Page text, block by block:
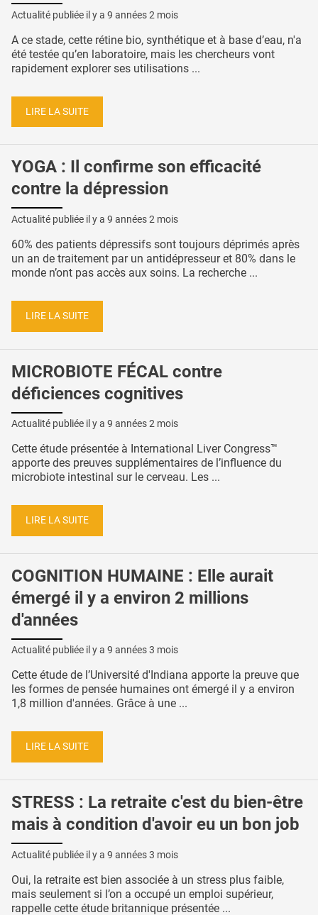
Actualité publiée il y a 9 années 2 mois
A ce stade, cette rétine bio, synthétique et à base d’eau, n'a
été testée qu’en laboratoire, mais les chercheurs vont
rapidement explorer ses utilisations ...
LIRE LA SUITE
YOGA : Il confirme son efficacité
contre la dépression
Actualité publiée il y a 9 années 2 mois
60% des patients dépressifs sont toujours déprimés après
un an de traitement par un antidépresseur et 80% dans le
monde n’ont pas accès aux soins. La recherche ...
LIRE LA SUITE
MICROBIOTE FÉCAL contre
déficiences cognitives
Actualité publiée il y a 9 années 2 mois
Cette étude présentée à International Liver Congress™
apporte des preuves supplémentaires de l’influence du
microbiote intestinal sur le cerveau. Les ...
LIRE LA SUITE
COGNITION HUMAINE : Elle aurait
émergé il y a environ 2 millions
d'années
Actualité publiée il y a 9 années 3 mois
Cette étude de l’Université d'Indiana apporte la preuve que
les formes de pensée humaines ont émergé il y a environ
1,8 million d'années. Grâce à une ...
LIRE LA SUITE
STRESS : La retraite c'est du bien-être
mais à condition d'avoir eu un bon job
Actualité publiée il y a 9 années 3 mois
Oui, la retraite est bien associée à un stress plus faible,
mais seulement si l’on a occupé un emploi supérieur,
rappelle cette étude britannique présentée ...